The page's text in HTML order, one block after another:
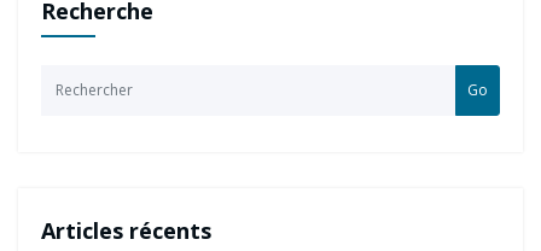
Recherche
Go
Articles récents